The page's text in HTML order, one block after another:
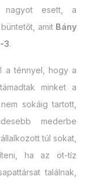
nagyot esett, a
amit Bány
3.
a ténnyel, hogy a
minket a
sokáig tartott,
mederbe
túl sokat,
ha az öt-tíz
találnak,